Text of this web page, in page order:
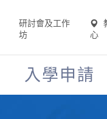
研討會及工作
坊
心
入學申請